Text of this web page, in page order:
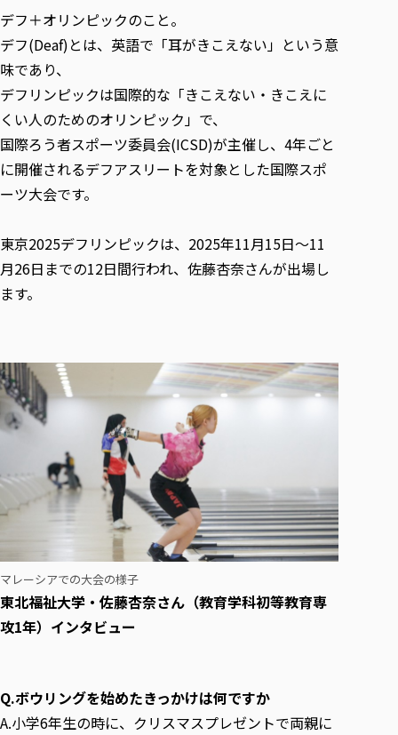
総合福祉学研究科 福祉心理学専攻 修士課程
教育学研究科 教育学専攻 修士課程
通信制大学院 総合福祉学研究科 社会福祉学専攻 修士課程
通信制大学院 総合福祉学研究科 福祉心理学専攻 修士課程
カリキュラム（学部・大学院）
その他の就学機会
学びの特徴
学びの特徴
ICT教育
初年次教育（リエゾンゼミⅠ）
教育実践活動（教育学科学生のみ受講可能）
禅のこころ
教員紹介・業績
学びのサポート
学生自主活動支援
社会人学生の育児支援（一時預かり）
学生総合補償制度
スポーツ傷害保険
在学生による訪問、情報提供へのご協力のお願い
卒業生アンケート
東北福祉大学のDNA
在学生インタビュー
スタッフ紹介
ニュース一覧
教職研究
東北福祉大学教育・教職センター特別支援教育研究年報一覧
芹沢銈介美術工芸館年報
東北福祉大学機関リポジトリ
東北福祉大学オープンアクセス方針
「高齢者のフレイル予防及びデジタルデバイド解消に向けた産
高齢者施設特化型モジュラー車いす開発
学生参加 × 産学官連携 ～ 「行学一如」の実践
社会貢献・地域連携活動
社会貢献・地域連携活動
社会貢献への取り組み
社会貢献・地域連携活動報告書
各種社会貢献活動の窓口
伝承講座「311『伝える／備える』次世代塾」
JICA草の根技術協力事業
生涯学習・社会人講座
自治体・団体等との主な協定
自治体・団体等との主な協定
研究所について
研究者のご紹介
特別支援教育研究室
TFU教育フォーラム
同窓会
学内ポータルシステム
Universal Passport
デフ＋オリンピックのこと。
デフ(Deaf)とは、英語で「耳がきこえない」という意
味であり、
デフリンピックは国際的な「きこえない・きこえに
くい人のためのオリンピック」で、
国際ろう者スポーツ委員会(ICSD)が主催し、4年ごと
に開催されるデフアスリートを対象とした国際スポ
ーツ大会です。
東京2025デフリンピックは、2025年11月15日～11
月26日までの12日間行われ、佐藤杏奈さんが出場し
ます。
マレーシアでの大会の様子
東北福祉大学・佐藤杏奈さん（教育学科初等教育専
攻1年）インタビュー
Q.ボウリングを始めたきっかけは何ですか
A.小学6年生の時に、クリスマスプレゼントで両親に